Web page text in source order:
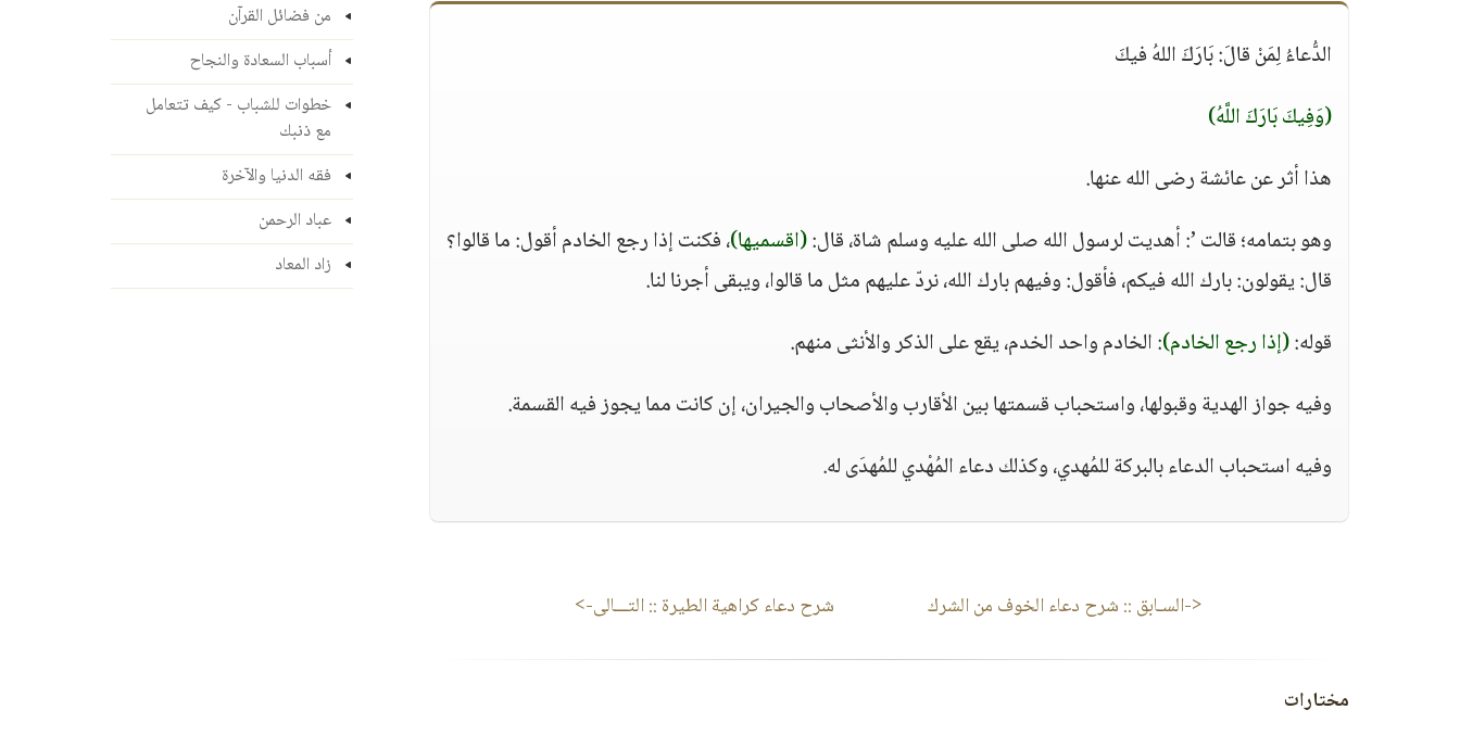
الدُّعاءُ لِمَنْ قالَ: بَارَكَ اللهُ فيكَ
(وَفِيكَ بَارَكَ اللَّهُ)
هذا أثر عن عائشة رضى الله عنها.
وهو بتمامه؛ قالت ’: أهديت لرسول الله صلى الله عليه وسلم شاة، قال:(اقسميها)، فكنت إذا رجع الخادم أقول: ما قالوا؟
قال: يقولون: بارك الله فيكم، فأقول: وفيهم بارك الله، نردّ عليهم مثل ما قالوا، ويبقى أجرنا لنا.
قوله:(إذا رجع الخادم): الخادم واحد الخدم، يقع على الذكر والأنثى منهم.
وفيه جواز الهدية وقبولها، واستحباب قسمتها بين الأقارب والأصحاب والجيران، إن كانت مما يجوز فيه القسمة.
وفيه استحباب الدعاء بالبركة للمُهدي، وكذلك دعاء المُهْدي للمُهدَى له.
<-السـابق :: شرح دعاء الخوف من الشرك شرح دعاء كراهية الطيرة :: التـــالى->
مختارات
من فضائل القرآن
أسباب السعادة والنجاح
خطوات للشباب - كيف تتعامل
مع ذنبك
فقه الدنيا والآخرة
عباد الرحمن
زاد المعاد